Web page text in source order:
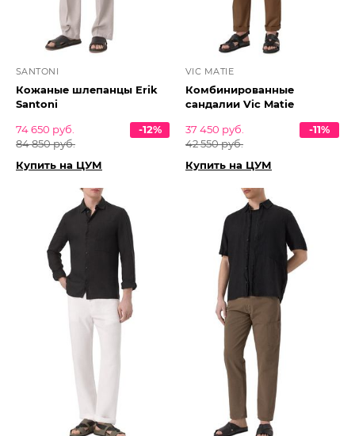
SANTONI
Кожаные шлепанцы Erik
Santoni
74 650 руб.
84 850 руб.
-12%
Купить на ЦУМ
VIC MATIE
Комбинированные
сандалии Vic Matie
37 450 руб.
42 550 руб.
-11%
Купить на ЦУМ